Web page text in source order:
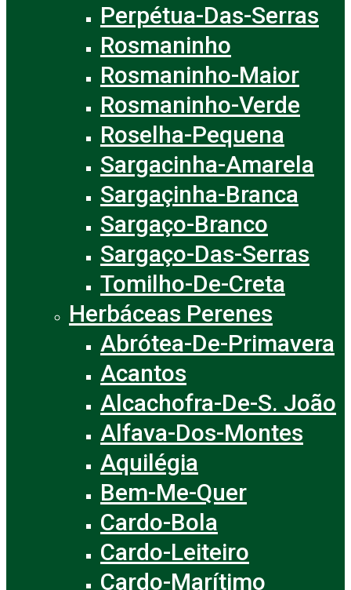
Perpétua-Das-Serras
Rosmaninho
Rosmaninho-Maior
Rosmaninho-Verde
Roselha-Pequena
Sargacinha-Amarela
Sargaçinha-Branca
Sargaço-Branco
Sargaço-Das-Serras
Tomilho-De-Creta
Herbáceas Perenes
Abrótea-De-Primavera
Acantos
Alcachofra-De-S. João
Alfava-Dos-Montes
Aquilégia
Bem-Me-Quer
Cardo-Bola
Cardo-Leiteiro
Cardo-Marítimo